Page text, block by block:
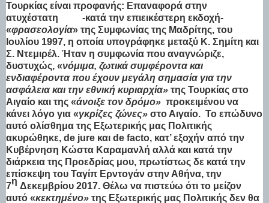
Τουρκίας είναι προφανής: Επαναφορά στην
ατυχέστατη
-κατά την επιεικέστερη εκδοχή-
«φρασεολογία» της Συμφωνίας της Μαδρίτης, του
Ιουλίου 1997, η οποία υπογράφηκε μεταξύ Κ. Σημίτη και
Σ. Ντεμιρέλ. Ήταν η συμφωνία που αναγνώριζε,
δυστυχώς, «νόμιμα, ζωτικά συμφέροντα και
ενδιαφέροντα που έχουν μεγάλη σημασία για την
ασφάλεια και την εθνική κυριαρχία» της Τουρκίας στο
Αιγαίο και της «άνοιξε τον δρόμο» προκειμένου να
κάνει λόγο για «γκρίζες ζώνες» στο Αιγαίο. Το επώδυνο
αυτό ολίσθημα της Εξωτερικής μας Πολιτικής
ακυρώθηκε, de jure και de facto, κατ’ εξοχήν από την
Κυβέρνηση Κώστα Καραμανλή αλλά και κατά την
διάρκεια της Προεδρίας μου, πρωτίστως δε κατά την
επίσκεψη του Ταγίπ Ερντογάν στην Αθήνα, την
7η Δεκεμβρίου 2017. Θέλω να πιστεύω ότι το μείζον
αυτό «κεκτημένο» της Εξωτερικής μας Πολιτικής δεν θα